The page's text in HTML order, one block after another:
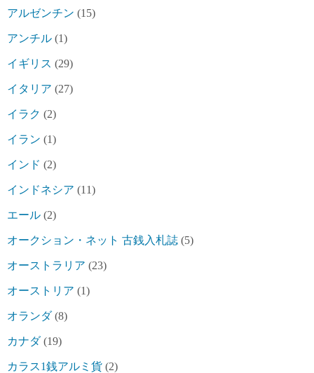
アルゼンチン (15)
アンチル (1)
イギリス (29)
イタリア (27)
イラク (2)
イラン (1)
インド (2)
インドネシア (11)
エール (2)
オークション・ネット 古銭入札誌 (5)
オーストラリア (23)
オーストリア (1)
オランダ(8)
カナダ(19)
カラス1銭アルミ貨 (2)